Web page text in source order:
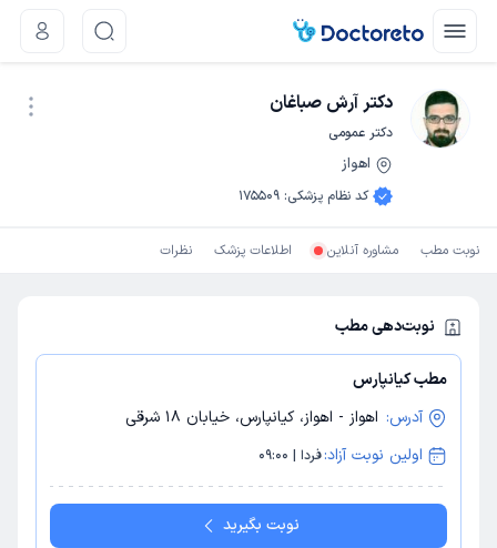
دکتر آرش صباغان
دکتر عمومی
اهواز
کد نظام پزشکی:
175509
نوبت مطب مشاوره آنلاین اطلاعات پزشک نظرات
نوبت‌دهی مطب
مطب کیانپارس
آدرس: اهواز - اهواز، کیانپارس، خیابان 18 شرقی
اولین نوبت آزاد:فردا | 09:00
نوبت بگیرید